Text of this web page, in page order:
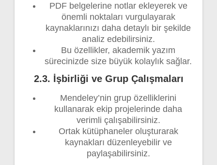
PDF belgelerine notlar ekleyerek ve
önemli noktaları vurgulayarak
kaynaklarınızı daha detaylı bir şekilde
analiz edebilirsiniz.
Bu özellikler, akademik yazım
sürecinizde size büyük kolaylık sağlar.
2.3. İşbirliği ve Grup Çalışmaları
Mendeley’nin grup özelliklerini
kullanarak ekip projelerinde daha
verimli çalışabilirsiniz.
Ortak kütüphaneler oluşturarak
kaynakları düzenleyebilir ve
paylaşabilirsiniz.